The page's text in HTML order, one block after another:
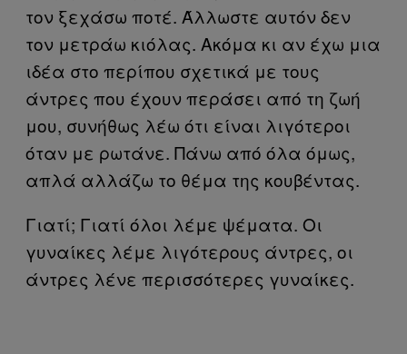
τον ξεχάσω ποτέ. Άλλωστε αυτόν δεν
τον μετράω κιόλας. Ακόμα κι αν έχω μια
ιδέα στο περίπου σχετικά με τους
άντρες που έχουν περάσει από τη ζωή
μου, συνήθως λέω ότι είναι λιγότεροι
όταν με ρωτάνε. Πάνω από όλα όμως,
απλά αλλάζω το θέμα της κουβέντας.
Γιατί; Γιατί όλοι λέμε ψέματα. Οι
γυναίκες λέμε λιγότερους άντρες, οι
άντρες λένε περισσότερες γυναίκες.